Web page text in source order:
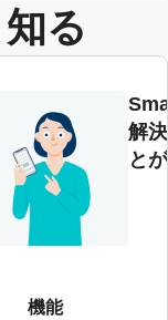
る
解
と
機能